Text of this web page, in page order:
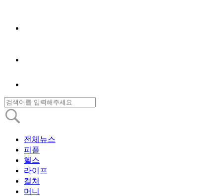
전체뉴스
피플
헬스
라이프
컬처
머니